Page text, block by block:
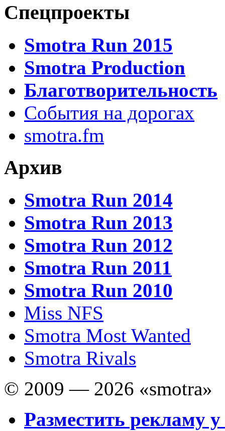
Спецпроекты
Smotra Run 2015
Smotra Production
Благотворительность
События на дорогах
smotra.fm
Архив
Smotra Run 2014
Smotra Run 2013
Smotra Run 2012
Smotra Run 2011
Smotra Run 2010
Miss NFS
Smotra Most Wanted
Smotra Rivals
© 2009 — 2026 «smotra»
Разместить рекламу у